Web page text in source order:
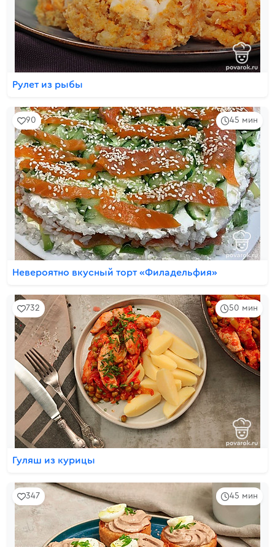
Рулет из рыбы
45 мин
90
Невероятно вкусный торт «Филадельфия»
50 мин
732
Гуляш из курицы
45 мин
347